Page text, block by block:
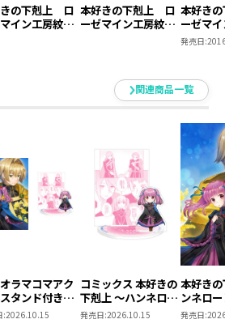
の下剋上 ロ
イン工房紋章
本好きの下剋上 ロ
ーゼマイン工房紋章
本好き
ーゼマ
キーホ
発売日:
関連商品一覧
オラマコマアク
タンド付き】
の下剋上 ～ハ
:2026.10.15
コミックス 本好きの
下剋上 ～ハンネロー
レの貴族院五年生～
発売日:2026.10.15
本好き
ンネロ
五年生
発売日: